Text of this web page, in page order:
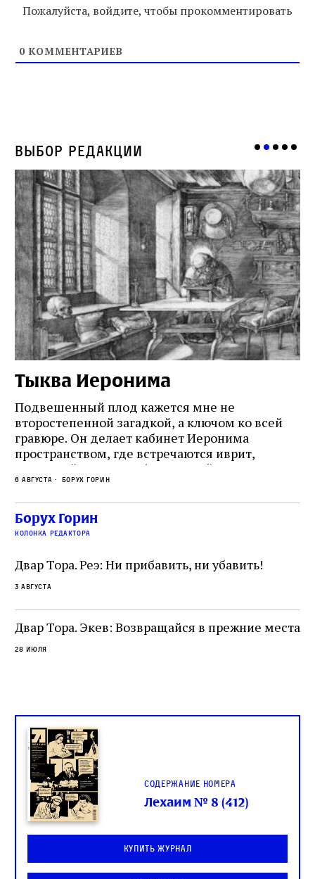
Пожалуйста, войдите, чтобы прокомментировать
0 КОММЕНТАРИЕВ
Выбор редакции
Тыква Иеронима
Подвешенный плод кажется мне не
второстепенной загадкой, а ключом ко всей
гравюре. Он делает кабинет Иеронима
пространством, где встречаются иврит,
греческий и латынь; буквальный смысл и
церковная традиция; филологическая
точность и понятность; переводчик,
убеждённый в необходимости исправления, и
читатель, воспринимающий исправление как
не просто покровитель переводчиков,
окружённый книгами. Перед нами человек,
одно решение которого вызвало возмущение
целой общины и стало частью многовекового
спора о том, кому принадлежит последнее
слово в переводе Библии
6 августа Борух Горин
Борух Горин
колонка редактора
Двар Тора. Реэ: Ни прибавить, ни убавить!
3 августа
Двар Тора. Экев: Возвращайся в прежние места
28 июля
Содержание номера
Лехаим № 8 (412)
Купить журнал